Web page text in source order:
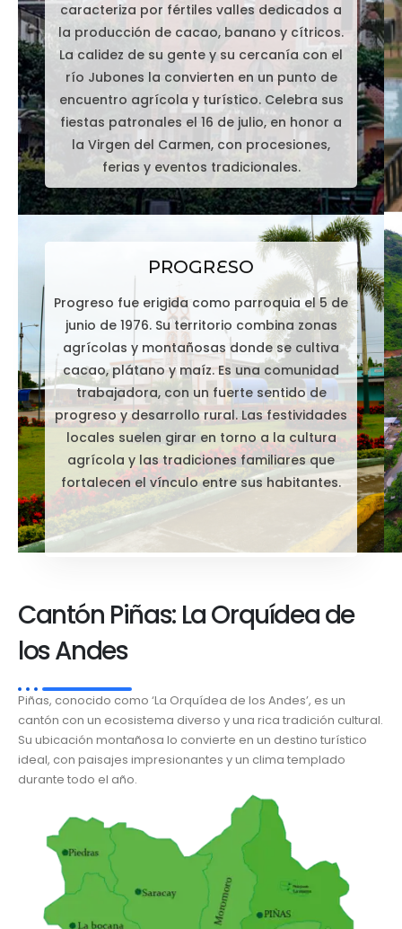
caracteriza por fértiles valles dedicados a
la producción de cacao, banano y cítricos.
La calidez de su gente y su cercanía con el
río Jubones la convierten en un punto de
encuentro agrícola y turístico. Celebra sus
fiestas patronales el 16 de julio, en honor a
la Virgen del Carmen, con procesiones,
ferias y eventos tradicionales.
PROGRESO
Progreso fue erigida como parroquia el 5 de
junio de 1976. Su territorio combina zonas
agrícolas y montañosas donde se cultiva
cacao, plátano y maíz. Es una comunidad
trabajadora, con un fuerte sentido de
progreso y desarrollo rural. Las festividades
locales suelen girar en torno a la cultura
agrícola y las tradiciones familiares que
fortalecen el vínculo entre sus habitantes.
Cantón Piñas: La Orquídea de
los Andes
Piñas, conocido como ‘La Orquídea de los Andes’, es un
cantón con un ecosistema diverso y una rica tradición cultural.
Su ubicación montañosa lo convierte en un destino turístico
ideal, con paisajes impresionantes y un clima templado
durante todo el año.